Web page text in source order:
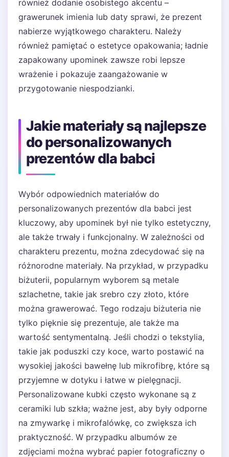
również dodanie osobistego akcentu –
grawerunek imienia lub daty sprawi, że prezent
nabierze wyjątkowego charakteru. Należy
również pamiętać o estetyce opakowania; ładnie
zapakowany upominek zawsze robi lepsze
wrażenie i pokazuje zaangażowanie w
przygotowanie niespodzianki.
Jakie materiały są najlepsze
do personalizowanych
prezentów dla babci
Wybór odpowiednich materiałów do
personalizowanych prezentów dla babci jest
kluczowy, aby upominek był nie tylko estetyczny,
ale także trwały i funkcjonalny. W zależności od
charakteru prezentu, można zdecydować się na
różnorodne materiały. Na przykład, w przypadku
biżuterii, popularnym wyborem są metale
szlachetne, takie jak srebro czy złoto, które
można grawerować. Tego rodzaju biżuteria nie
tylko pięknie się prezentuje, ale także ma
wartość sentymentalną. Jeśli chodzi o tekstylia,
takie jak poduszki czy koce, warto postawić na
wysokiej jakości bawełnę lub mikrofibrę, które są
przyjemne w dotyku i łatwe w pielęgnacji.
Personalizowane kubki często wykonane są z
ceramiki lub szkła; ważne jest, aby były odporne
na zmywarkę i mikrofalówkę, co zwiększa ich
praktyczność. W przypadku albumów ze
zdjęciami można wybrać papier fotograficzny o